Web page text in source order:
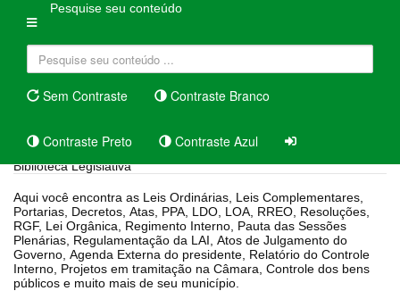
Pesquise seu conteúdo
Sem Contraste Contraste Branco
Contraste Preto Contraste Azul
Biblioteca Legislativa
Aqui você encontra as Leis Ordinárias, Leis Complementares,
Portarias, Decretos, Atas, PPA, LDO, LOA, RREO, Resoluções,
RGF, Lei Orgânica, Regimento Interno, Pauta das Sessões
Plenárias, Regulamentação da LAI, Atos de Julgamento do
Governo, Agenda Externa do presidente, Relatório do Controle
Interno, Projetos em tramitação na Câmara, Controle dos bens
públicos e muito mais de seu município.